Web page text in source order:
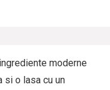
moderne
si o lasa cu un